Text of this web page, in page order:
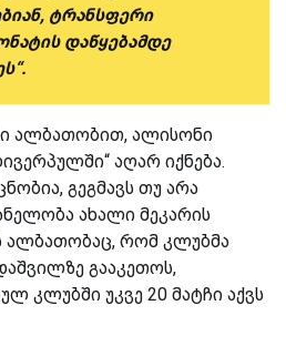
ტრანსფერი
დაწყებამდე
ალბათობით, ალისონი
აღარ იქნება.
გეგმავს თუ არა
ახალი მეკარის
ალბათობაც, რომ კლუბმა
გააკეთოს,
კლუბში უკვე 20 მატჩი აქვს